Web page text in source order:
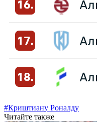
#Криштиану Роналду
Читайте также